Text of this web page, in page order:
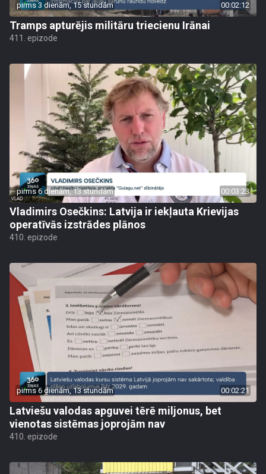
pirms 3 dienām, 15 stundām 00:02:12
Tramps apturējis militāru triecienu Irānai
411. epizode
pirms 6 dienām, 13 stundām 00:03:23
Vladimirs Osečkins: Latvija ir iekļauta Krievijas
operatīvās izstrādes plānos
410. epizode
pirms 6 dienām, 13 stundām 00:02:21
Latviešu valodas apguvei tērē miljonus, bet
vienotas sistēmas joprojām nav
410. epizode